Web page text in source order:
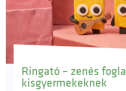
Ringató – zenés
kisgyermekeknek